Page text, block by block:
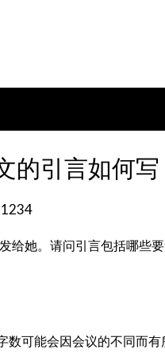
的引言如何写
给她。请问引言包括哪些要
数可能会因会议的不同而有